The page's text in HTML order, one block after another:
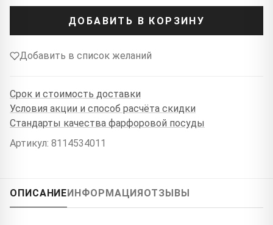
ДОБАВИТЬ В КОРЗИНУ
Добавить в список желаний
Срок и стоимость доставки
Условия акции и способ расчёта скидки
Стандарты качества фарфоровой посуды
Артикул: 8114534011
ОПИСАНИЕИНФОРМАЦИЯОТЗЫВЫ